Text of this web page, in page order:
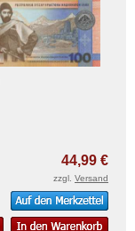
44,99 €
zzgl. Versand